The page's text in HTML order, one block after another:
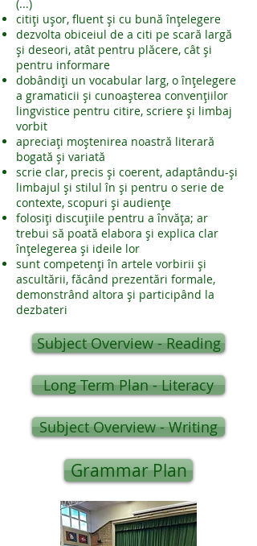
(...)
citiți ușor, fluent și cu bună înțelegere
dezvolta obiceiul de a citi pe scară largă
și deseori, atât pentru plăcere, cât și
pentru informare
dobândiți un vocabular larg, o înțelegere
a gramaticii și cunoașterea convențiilor
lingvistice pentru citire, scriere și limbaj
vorbit
apreciați moștenirea noastră literară
bogată și variată
scrie clar, precis și coerent, adaptându-și
limbajul și stilul în și pentru o serie de
contexte, scopuri și audiențe
folosiți discuțiile pentru a învăța; ar
trebui să poată elabora și explica clar
înțelegerea și ideile lor
sunt competenți în artele vorbirii și
ascultării, făcând prezentări formale,
demonstrând altora și participând la
dezbateri
Subject Overview - Reading
Long Term Plan - Literacy
Subject Overview - Writing
Grammar Plan